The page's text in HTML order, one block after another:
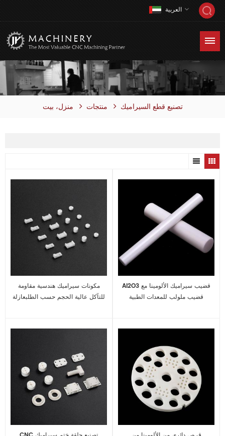
العربية
منزل، بيت منتجات تصنيع قطع السيراميك
مكونات سيراميك هندسية مقاومة
للتآكل عالية الحجم حسب الطلبعازلة
Al2O3 قضيب سيراميك الألومينا مع
قضيب ملولب للمعدات الطبية